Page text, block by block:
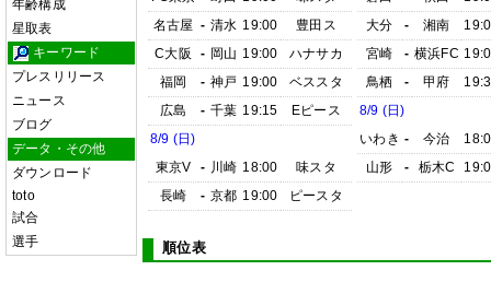
年齢構成
星取表
キーワード
プレスリリース
ニュース
ブログ
データ・その他
ダウンロード
toto
試合
選手
名古屋 - 清水 19:00
豊田ス
C大阪
- 岡山 19:00
ハナサカ
福岡
- 神戸 19:00
ベススタ
広島
- 千葉 19:15
Eピース
8/9 (日)
東京V
- 川崎 18:00
味スタ
長崎
- 京都 19:00 ピースタ
大分
- 湘南
宮崎
- 横浜FC
鳥栖
- 甲府
8/9 (日)
いわき - 今治
山形
- 栃木C
順位表